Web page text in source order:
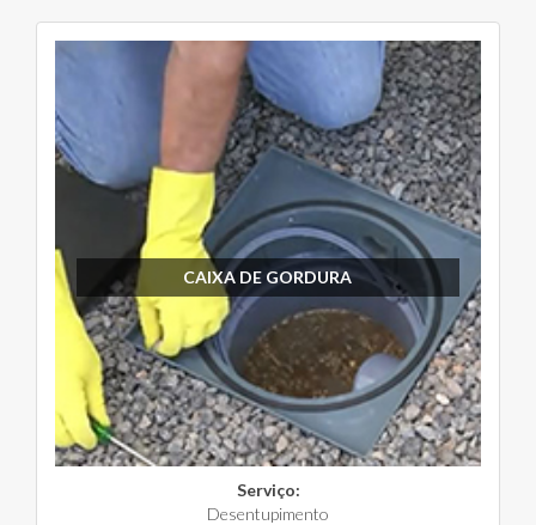
CAIXA DE GORDURA
Serviço:
Desentupimento